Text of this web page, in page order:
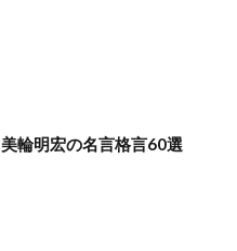
美輪明宏の名言格言60選